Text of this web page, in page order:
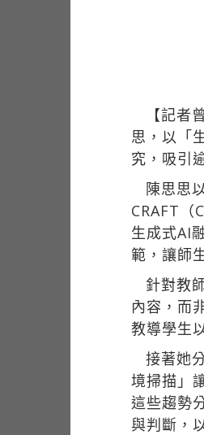
【記
思，以「
究，吸引
陳思思
CRAFT
生成式AI
範，讓師
針對教
內容，而
教導學生
接著她
境掃描」
這些趨勢
與判斷，